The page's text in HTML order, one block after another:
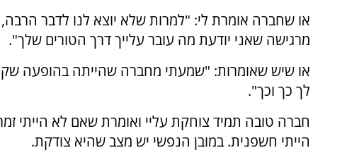
או שחברה אומרת לי: "למרות שלא יוצא לנו לדבר הרבה,
מרגישה שאני יודעת מה עובר עלייך דרך הטורים שלך".
או שיש שאומרות: "שמעתי מחברה שהייתה בהופעה
לך כך וכך".
חברה טובה תמיד צוחקת עליי ואומרת שאם לא הייתי
הייתי חשפנית. במובן הנפשי יש מצב שהיא צודקת.